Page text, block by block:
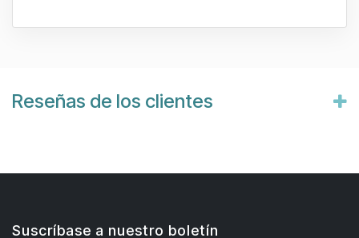
Reseñas de los clientes
Suscríbase a nuestro boletín